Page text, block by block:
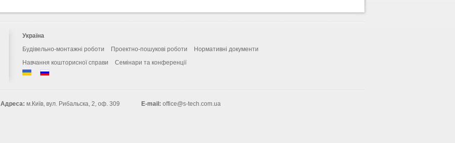
Україна
Будівельно-монтажні роботи
Проектно-пошукові роботи
Нормативні документи
Навчання кошторисної справи
Семінари та конференції
Адреса: м.Київ, вул. Рибальска, 2, оф. 309 E-mail: office@s-tech.com.ua